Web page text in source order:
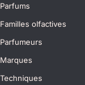
Parfums
Familles olfactives
Parfumeurs
Marques
Techniques